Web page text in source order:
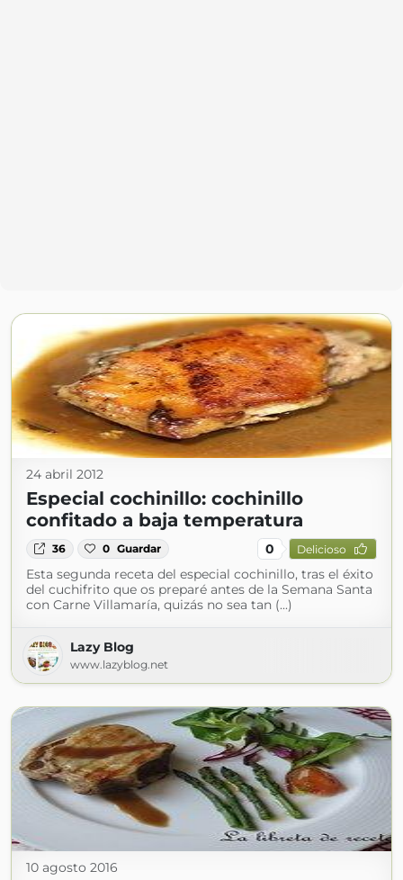
24 abril 2012
Especial cochinillo: cochinillo
confitado a baja temperatura
36 0 Guardar 0 Delicioso
Esta segunda receta del especial cochinillo, tras el éxito
del cuchifrito que os preparé antes de la Semana Santa
con Carne Villamaría, quizás no sea tan (...)
Lazy Blog
www.lazyblog.net
10 agosto 2016